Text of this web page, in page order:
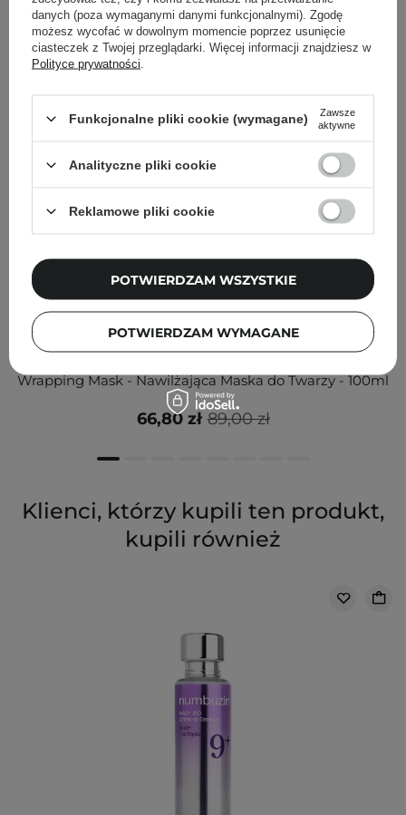
Inni klienci sprawdzali również
PROMOCJA
Wrapping Mask - Nawilżająca Maska do Twarzy - 100ml
89,00 zł
66,80 zł
Klienci, którzy kupili ten produkt,
kupili również
danych (poza wymaganymi danymi funkcjonalnymi). Zgodę
możesz wycofać w dowolnym momencie poprzez usunięcie
ciasteczek z Twojej przeglądarki. Więcej informacji znajdziesz w
Polityce prywatności
Funkcjonalne pliki cookie (wymagane)
Zawsze
aktywne
Analityczne pliki cookie
Reklamowe pliki cookie
POTWIERDZAM WYMAGANE
POTWIERDZAM WSZYSTKIE